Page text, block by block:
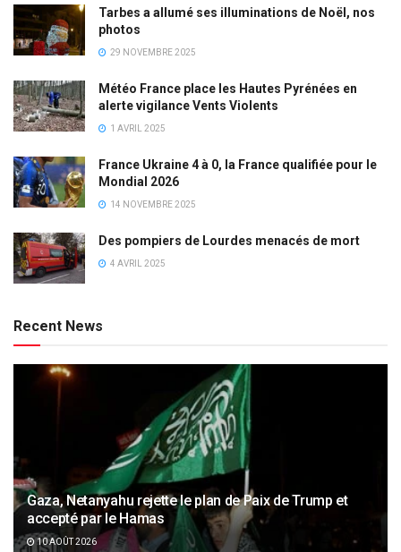
Tarbes a allumé ses illuminations de Noël, nos
photos
29 NOVEMBRE 2025
Météo France place les Hautes Pyrénées en
alerte vigilance Vents Violents
1 AVRIL 2025
France Ukraine 4 à 0, la France qualifiée pour le
Mondial 2026
14 NOVEMBRE 2025
Des pompiers de Lourdes menacés de mort
4 AVRIL 2025
Recent News
Gaza, Netanyahu rejette le plan de Paix de Trump et
accepté par le Hamas
10 AOÛT 2026